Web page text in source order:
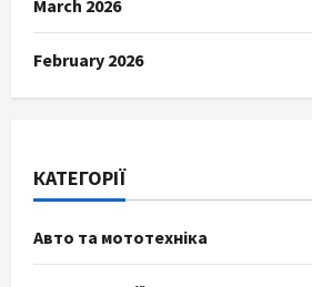
March 2026
February 2026
КАТЕГОРІЇ
Авто та мототехніка